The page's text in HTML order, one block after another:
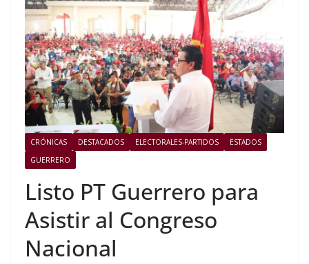
CRÓNICAS DESTACADOS ELECTORALES-PARTIDOS
ESTADOS
GUERRERO
Listo PT Guerrero para
Asistir al Congreso
Nacional